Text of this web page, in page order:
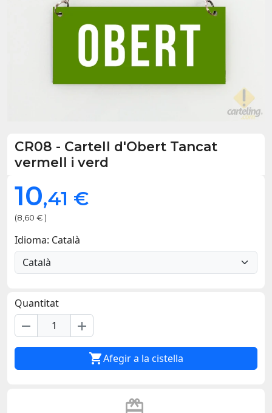
CR08 - Cartell d'Obert Tancat
vermell i verd
10,41 €
(8,60 € )
Idioma: Català
Quantitat
remove add
Afegir a la cistella